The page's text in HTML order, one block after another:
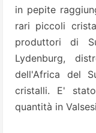
in pepite
rari piccoli
produttori di
Lydenburg,
dell'Africa del
cristalli. E'
quantità in